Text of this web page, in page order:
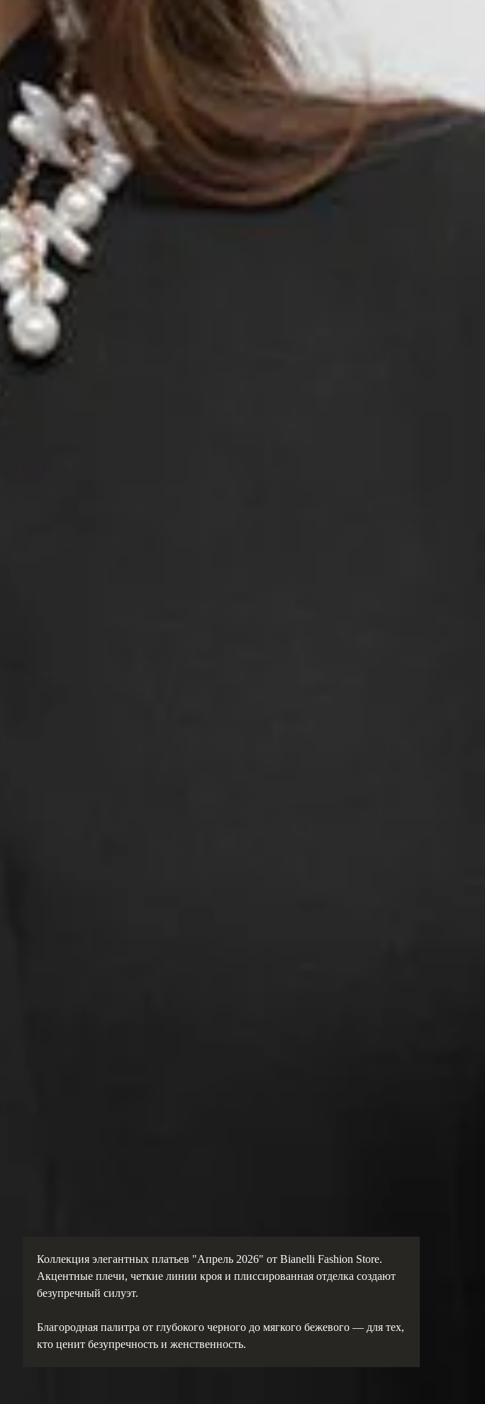
Коллекция элегантных платьев "Апрель 2026" от Bianelli Fashion Store.
Акцентные плечи, четкие линии кроя и плиссированная отделка создают
безупречный силуэт.
Благородная палитра от глубокого черного до мягкого бежевого — для тех,
кто ценит безупречность и женственность.